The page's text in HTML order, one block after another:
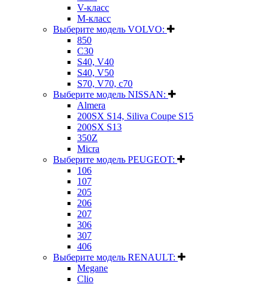
V-класс
M-класс
Выберите модель VOLVO:
850
C30
S40, V40
S40, V50
S70, V70, c70
Выберите модель NISSAN:
Almera
200SX S14, Siliva Coupe S15
200SX S13
350Z
Micra
Выберите модель PEUGEOT:
106
107
205
206
207
306
307
406
Выберите модель RENAULT:
Megane
Clio